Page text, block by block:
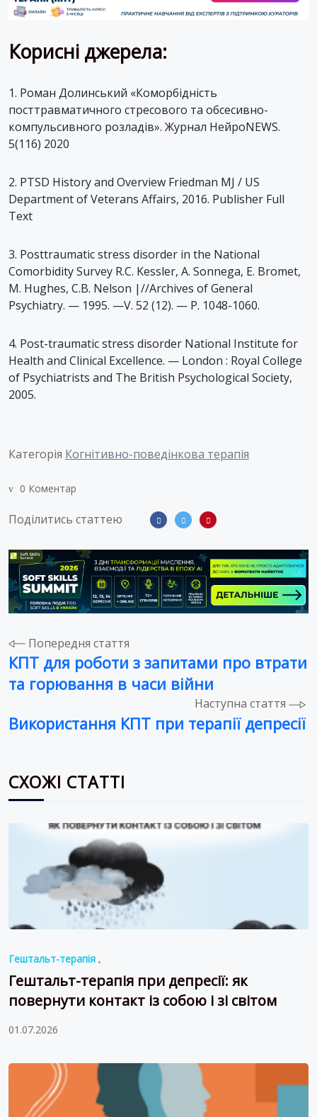
Корисні джерела:
1. Роман Долинський «Коморбідність
посттравматичного стресового та обсесивно-
компульсивного розладів». Журнал НейроNEWS.
5(116) 2020
2. PTSD History and Overview Friedman MJ / US
Department of Veterans Affairs, 2016. Publisher Full
Text
3. Posttraumatic stress disorder in the National
Comorbidity Survey R.C. Kessler, A. Sonnega, E. Bromet,
M. Hughes, C.B. Nelson |//Archives of General
Psychiatry. — 1995. —V. 52 (12). — Р. 1048-1060.
4. Post-traumatic stress disorder National Institute for
Health and Clinical Excellence. — London : Royal College
of Psychiatrists and The British Psychological Society,
2005.
Категорія Когнітивно-поведінкова терапія
0 Коментар
Поділитись статтею
Навігація
записів
Попередня стаття
КПТ для роботи з запитами про втрати
та горювання в часи війни
Наступна стаття
Використання КПТ при терапії депресії
СХОЖІ СТАТТІ
Гештальт-терапія
Гештальт-терапія при депресії: як
повернути контакт із собою і зі світом
01.07.2026